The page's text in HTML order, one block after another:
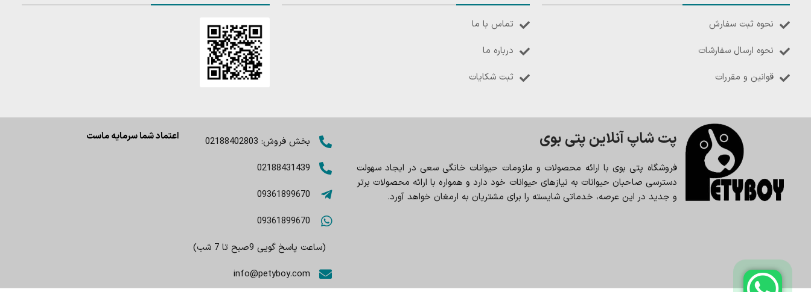
نحوه ثبت سفارش
نحوه ارسال سفارشات
قوانین و مقررات
تماس با ما
درباره ما
ثبت شکایات
پت شاپ آنلاین پتی بوی
فروشگاه پتی بوی با ارائه محصولات و ملزومات حیوانات خانگی سعی در ایجاد سهولت
دسترسی صاحبان حیوانات به نیازهای حیوانات خود دارد و همواره با ارائه محصولات برتر
و جدید در این عرصه، خدماتی شایسته را برای مشتریان به ارمغان خواهد آورد.
بخش فروش: 02188402803
02188431439
09361899670
09361899670
(ساعت پاسخ گویی 9صبح تا 7 شب)
info@petyboy.com
اعتماد شما سرمایه ماست